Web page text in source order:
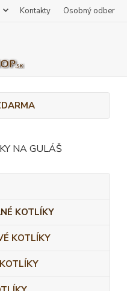
Kontakty Osobný odber
NA GULÁŠ
KOTLÍKY
KOTLÍKY